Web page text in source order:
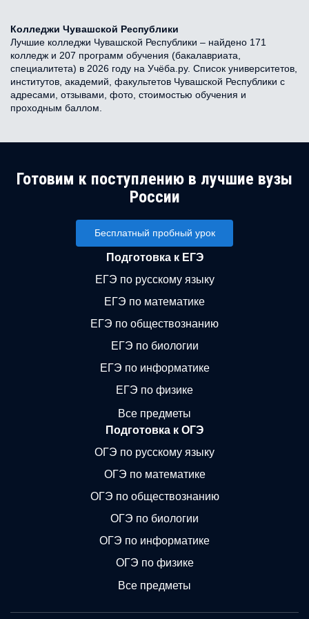
Колледжи Чувашской Республики
Лучшие колледжи Чувашской Республики – найдено 171
колледж и 207 программ обучения (бакалавриата,
специалитета) в 2026 году на Учёба.ру. Список университетов,
институтов, академий, факультетов Чувашской Республики с
адресами, отзывами, фото, стоимостью обучения и
проходным баллом.
Готовим к поступлению в лучшие вузы
России
Бесплатный пробный урок
Подготовка к ЕГЭ
ЕГЭ по русскому языку
ЕГЭ по математике
ЕГЭ по обществознанию
ЕГЭ по биологии
ЕГЭ по информатике
ЕГЭ по физике
Все предметы
Подготовка к ОГЭ
ОГЭ по русскому языку
ОГЭ по математике
ОГЭ по обществознанию
ОГЭ по биологии
ОГЭ по информатике
ОГЭ по физике
Все предметы